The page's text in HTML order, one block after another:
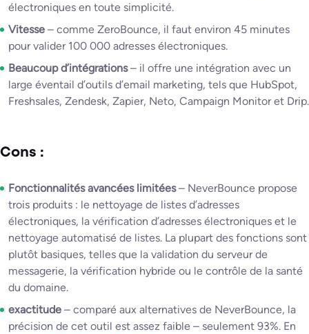
électroniques en toute simplicité.
Vitesse – comme ZeroBounce, il faut environ 45 minutes
pour valider 100 000 adresses électroniques.
Beaucoup d’intégrations– il offre une intégration avec un
large éventail d’outils d’email marketing, tels que HubSpot,
Freshsales, Zendesk, Zapier, Neto, Campaign Monitor et Drip.
Cons :
Fonctionnalités avancées limitées– NeverBounce propose
trois produits : le nettoyage de listes d’adresses
électroniques, la vérification d’adresses électroniques et le
nettoyage automatisé de listes. La plupart des fonctions sont
plutôt basiques, telles que la validation du serveur de
messagerie, la vérification hybride ou le contrôle de la santé
du domaine.
exactitude – comparé aux alternatives de NeverBounce, la
précision de cet outil est assez faible – seulement 93%. En